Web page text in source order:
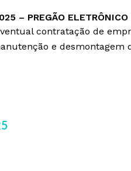
– PREGÃO
contratação de
e